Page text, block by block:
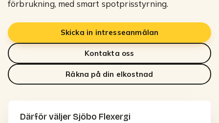
förbrukning, med smart spotprisstyrning.
Skicka in intresseanmälan
Kontakta oss
Räkna på din elkostnad
Därför väljer Sjöbo Flexergi